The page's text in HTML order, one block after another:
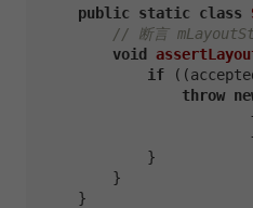
public static class
// 断言
void
if
throw
            }
        }
    }